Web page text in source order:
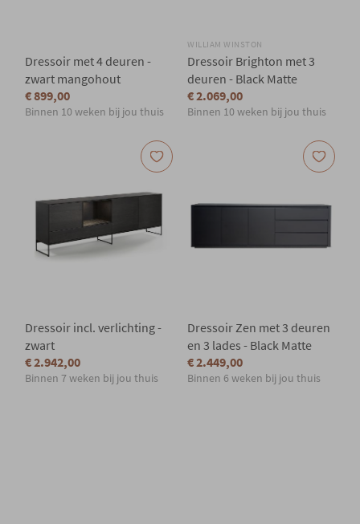
Dressoir met 4 deuren -
zwart mangohout
€ 899,00
Binnen 10 weken bij jou thuis
WILLIAM WINSTON
Dressoir Brighton met 3
deuren - Black Matte
€ 2.069,00
Binnen 10 weken bij jou thuis
Dressoir incl. verlichting -
zwart
€ 2.942,00
Binnen 7 weken bij jou thuis
Dressoir Zen met 3 deuren
en 3 lades - Black Matte
€ 2.449,00
Binnen 6 weken bij jou thuis